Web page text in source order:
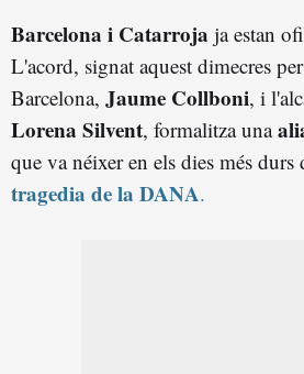
Barcelona i Catarroja ja estan
L'acord, signat aquest dimecres
Barcelona, Jaume Collboni, i
Lorena Silvent, formalitza una
que va néixer en els dies més durs
tragedia de la DANA.